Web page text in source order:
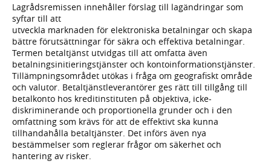
Lagrådsremissen innehåller förslag till lagändringar som
syftar till att
utveckla marknaden för elektroniska betalningar och skapa
bättre förutsättningar för säkra och effektiva betalningar.
Termen betaltjänst utvidgas till att omfatta även
betalningsinitieringstjänster och kontoinformationstjänster.
Tillämpningsområdet utökas i fråga om geografiskt område
och valutor. Betaltjänstleverantörer ges rätt till tillgång till
betalkonto hos kreditinstituten på objektiva, icke-
diskriminerande och proportionella grunder och i den
omfattning som krävs för att de effektivt ska kunna
tillhandahålla betaltjänster. Det införs även nya
bestämmelser som reglerar frågor om säkerhet och
hantering av risker.